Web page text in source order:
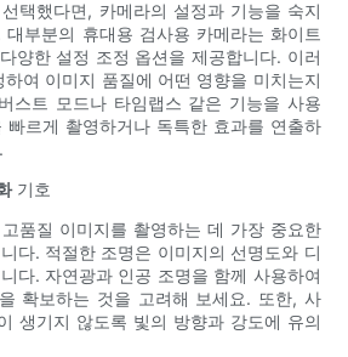
택했다면, 카메라의 설정과 기능을 숙지
부분의 휴대용 검사용 카메라는 화이트
양한 설정 조정 옵션을 제공합니다. 이러
여 이미지 품질에 어떤 영향을 미치는지
스트 모드나 타임랩스 같은 기능을 사용
르게 촬영하거나 독특한 효과를 연출하
기호
품질 이미지를 촬영하는 데 가장 중요한
다. 적절한 조명은 이미지의 선명도와 디
다. 자연광과 인공 조명을 함께 사용하여
확보하는 것을 고려해 보세요. 또한, 사
생기지 않도록 빛의 방향과 강도에 유의